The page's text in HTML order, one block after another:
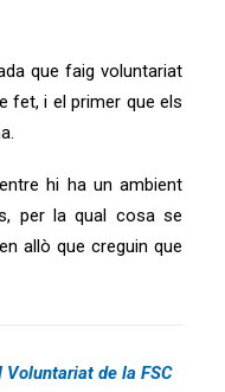
que faig voluntariat
fet, i el primer que els
hi ha un ambient
per la qual cosa se
allò que creguin que
Voluntariat de la FSC